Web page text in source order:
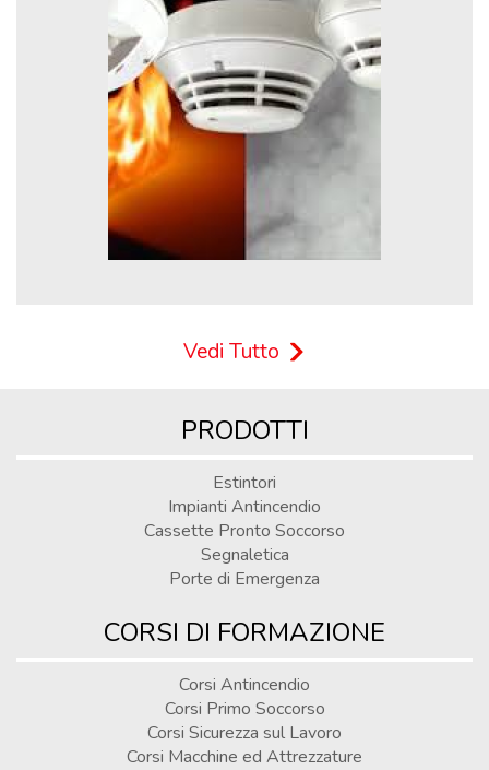
Vedi Tutto
PRODOTTI
Estintori
Impianti Antincendio
Cassette Pronto Soccorso
Segnaletica
Porte di Emergenza
CORSI DI FORMAZIONE
Corsi Antincendio
Corsi Primo Soccorso
Corsi Sicurezza sul Lavoro
Corsi Macchine ed Attrezzature